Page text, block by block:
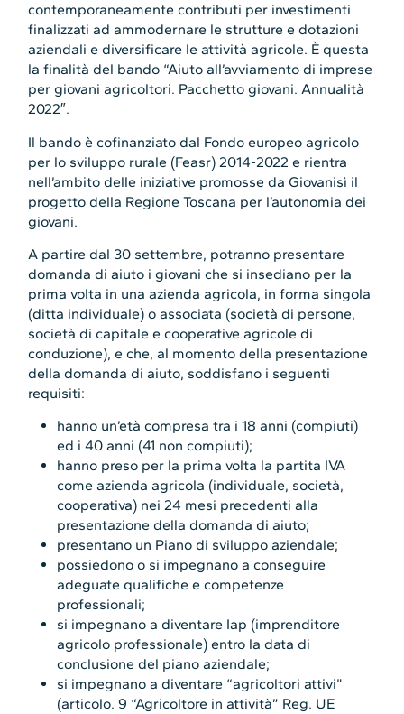
contemporaneamente contributi per investimenti
finalizzati ad ammodernare le strutture e dotazioni
aziendali e diversificare le attività agricole. È questa
la finalità del bando “Aiuto all’avviamento di imprese
per giovani agricoltori. Pacchetto giovani. Annualità
2022″.
Il bando è cofinanziato dal Fondo europeo agricolo
per lo sviluppo rurale (Feasr) 2014-2022 e rientra
nell’ambito delle iniziative promosse da Giovanisì il
progetto della Regione Toscana per l’autonomia dei
giovani.
A partire dal 30 settembre, potranno presentare
domanda di aiuto i giovani che si insediano per la
prima volta in una azienda agricola, in forma singola
(ditta individuale) o associata (società di persone,
società di capitale e cooperative agricole di
conduzione), e che, al momento della presentazione
della domanda di aiuto, soddisfano i seguenti
requisiti:
hanno un’età compresa tra i 18 anni (compiuti)
ed i 40 anni (41 non compiuti);
hanno preso per la prima volta la partita IVA
come azienda agricola (individuale, società,
cooperativa) nei 24 mesi precedenti alla
presentazione della domanda di aiuto;
presentano un Piano di sviluppo aziendale;
possiedono o si impegnano a conseguire
adeguate qualifiche e competenze
professionali;
si impegnano a diventare Iap (imprenditore
agricolo professionale) entro la data di
conclusione del piano aziendale;
si impegnano a diventare “agricoltori attivi”
(articolo. 9 “Agricoltore in attività” Reg. UE